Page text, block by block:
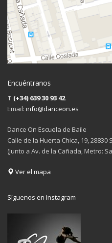
Encuéntranos
T (+34) 639 30 93 42
Email: info@danceon.es
Dance On Escuela de Baile
Calle de la Huerta Chica, 19,
(Junto a Av. de la Cañada, Metro:
Ver el mapa
Síguenos en Instagram